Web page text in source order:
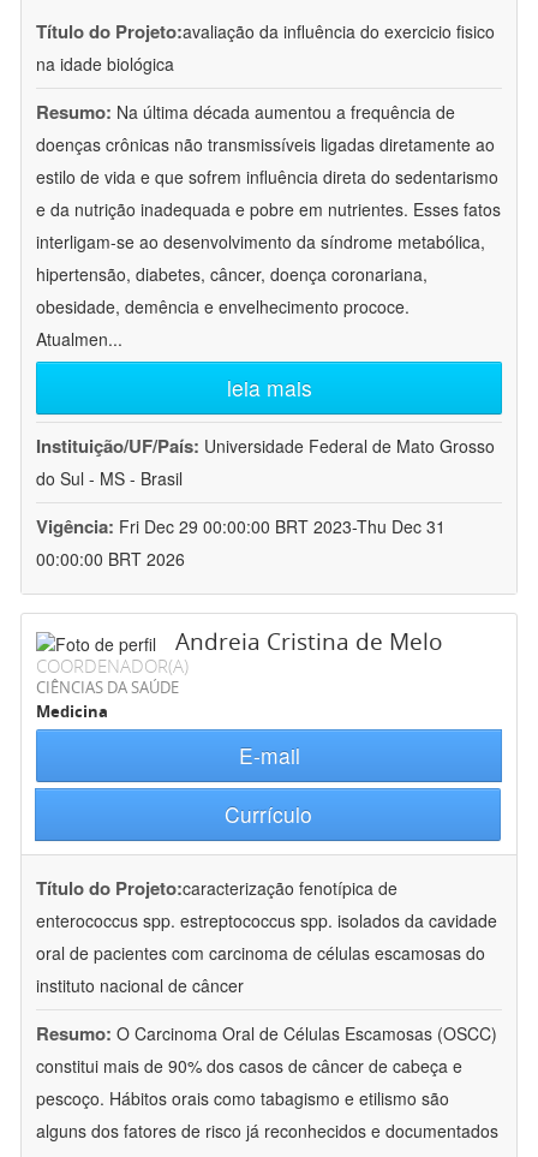
Título do Projeto:avaliação da influência do exercicio fisico
na idade biológica
Resumo: Na última década aumentou a frequência de
doenças crônicas não transmissíveis ligadas diretamente ao
estilo de vida e que sofrem influência direta do sedentarismo
e da nutrição inadequada e pobre em nutrientes. Esses fatos
interligam-se ao desenvolvimento da síndrome metabólica,
hipertensão, diabetes, câncer, doença coronariana,
obesidade, demência e envelhecimento prococe.
Atualmen...
leia mais
Instituição/UF/País: Universidade Federal de Mato Grosso
do Sul - MS - Brasil
Vigência: Fri Dec 29 00:00:00 BRT 2023-Thu Dec 31
00:00:00 BRT 2026
Andreia Cristina de Melo
COORDENADOR(A)
CIÊNCIAS DA SAÚDE
Medicina
E-mail
Currículo
Título do Projeto:caracterização fenotípica de
enterococcus spp. estreptococcus spp. isolados da cavidade
oral de pacientes com carcinoma de células escamosas do
instituto nacional de câncer
Resumo: O Carcinoma Oral de Células Escamosas (OSCC)
constitui mais de 90% dos casos de câncer de cabeça e
pescoço. Hábitos orais como tabagismo e etilismo são
alguns dos fatores de risco já reconhecidos e documentados